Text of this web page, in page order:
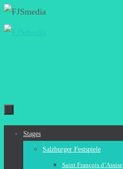
Zum
Inhalt
Zum
Stages
Salzburger Festspiele
Saint François d’Assise